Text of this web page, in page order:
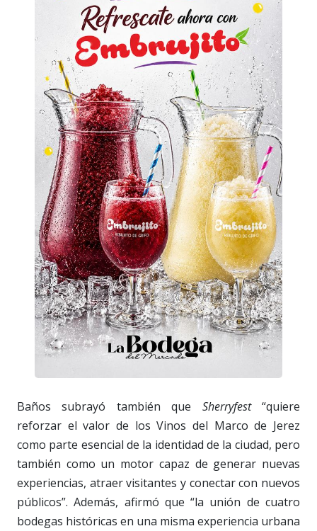
Baños subrayó también que Sherryfest“quiere
reforzar el valor de los Vinos del Marco de Jerez
como parte esencial de la identidad de la ciudad, pero
también como un motor capaz de generar nuevas
experiencias, atraer visitantes y conectar con nuevos
públicos”. Además, afirmó que “la unión de cuatro
bodegas históricas en una misma experiencia urbana